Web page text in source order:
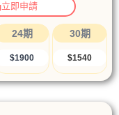
立即申請
24期
$1900
30期
$1540